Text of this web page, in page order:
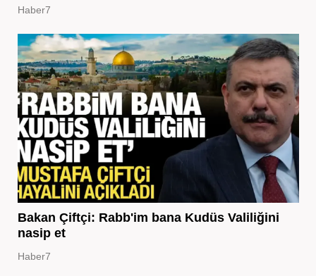
Haber7
Bakan Çiftçi: Rabb'im bana Kudüs Valiliğini
nasip et
Haber7